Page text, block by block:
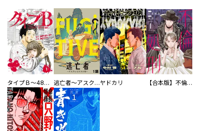
タイプＢ～48時間後、致死率100％～【単話】 逃亡者～アスクレピオスの杖～ヤドカリ 【合本版】不倫処刑